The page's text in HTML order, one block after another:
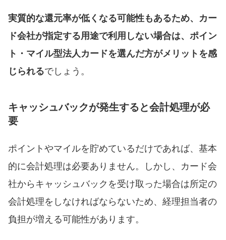
実質的な還元率が低くなる可能性もあるため、カー
ド会社が指定する用途で利用しない場合は、ポイン
ト・マイル型法人カードを選んだ方がメリットを感
じられるでしょう。
キャッシュバックが発生すると会計処理が必
要
ポイントやマイルを貯めているだけであれば、基本
的に会計処理は必要ありません。しかし、カード会
社からキャッシュバックを受け取った場合は所定の
会計処理をしなければならないため、経理担当者の
負担が増える可能性があります。